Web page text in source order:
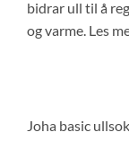
bidrar ull til å
og varme. Les
Joha basic